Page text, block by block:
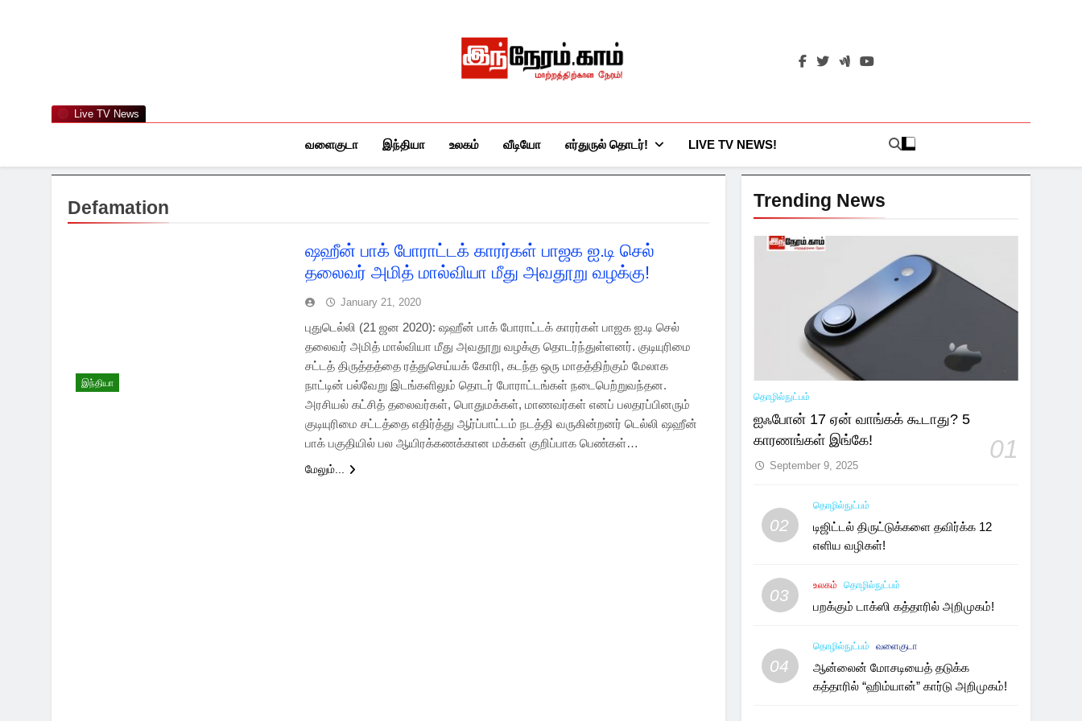
Live TV News இந்நேரம்.காம்
வளைகுடா இந்தியா உலகம் வீடியோ எர்துருல் தொடர்! LIVE TV NEWS!
Defamation
இந்தியா
ஷஹீன் பாக் போராட்டக் காரர்கள் பாஜக ஐ.டி செல்
தலைவர் அமித் மால்வியா மீது அவதூறு வழக்கு!
January 21, 2020
புதுடெல்லி (21 ஜன 2020): ஷஹீன் பாக் போராட்டக் காரர்கள் பாஜக ஐ.டி செல்
தலைவர் அமித் மால்வியா மீது அவதூறு வழக்கு தொடர்ந்துள்ளனர். குடியுரிமை
சட்டத் திருத்தத்தை ரத்துசெய்யக் கோரி, கடந்த ஒரு மாதத்திற்கும் மேலாக
நாட்டின் பல்வேறு இடங்களிலும் தொடர் போராட்டங்கள் நடைபெற்றுவந்தன.
அரசியல் கட்சித் தலைவர்கள், பொதுமக்கள், மாணவர்கள் எனப் பலதரப்பினரும்
குடியுரிமை சட்டத்தை எதிர்த்து ஆர்ப்பாட்டம் நடத்தி வருகின்றனர் டெல்லி ஷஹீன்
பாக் பகுதியில் பல ஆயிரக்கணக்கான மக்கள் குறிப்பாக பெண்கள்…
மேலும்...
Trending News
தொழில்நுட்பம்
ஐஃபோன் 17 ஏன் வாங்கக் கூடாது? 5
காரணங்கள் இங்கே!
01
September 9, 2025
02
தொழில்நுட்பம்
டிஜிட்டல் திருட்டுக்களை தவிர்க்க 12
எளிய வழிகள்!
03
உலகம் தொழில்நுட்பம்
பறக்கும் டாக்ஸி கத்தாரில் அறிமுகம்!
04
தொழில்நுட்பம் வளைகுடா
ஆன்லைன் மோசடியைத் தடுக்க
கத்தாரில் “ஹிம்யான்” கார்டு அறிமுகம்!